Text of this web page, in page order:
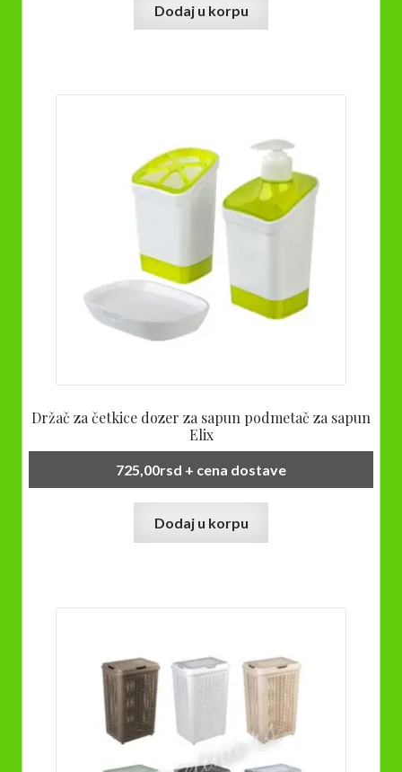
Dodaj u korpu
Držač za četkice dozer za sapun podmetač za sapun
Elix
725,00rsd + cena dostave
Dodaj u korpu